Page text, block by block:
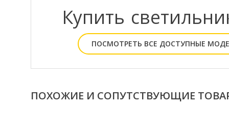
Купить
ПОСМОТРЕТЬ ВСЕ ДОСТУПНЫЕ
ПОХОЖИЕ И СОПУТСТВУЮЩИЕ